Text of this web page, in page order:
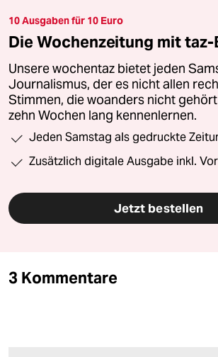
10 Ausgaben für 10 Euro
Die Wochenzeitung mit
Unsere wochentaz bietet jeden
Journalismus, der es nicht allen
Stimmen, die woanders nicht
zehn Wochen lang kennenlernen.
Jeden Samstag als gedruckte
Zusätzlich digitale Ausgabe inkl.
Jetzt bestellen
3 Kommentare